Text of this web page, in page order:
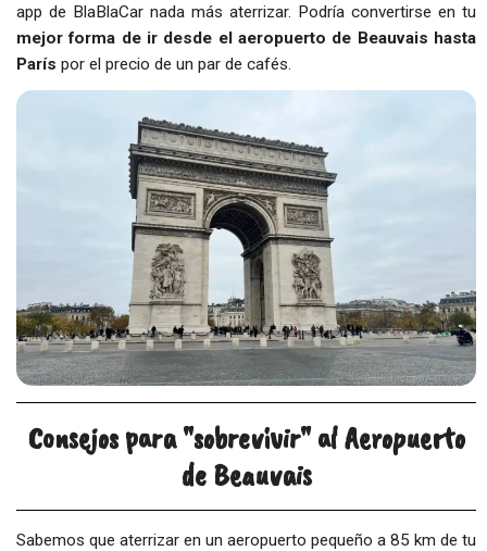
app de BlaBlaCar nada más aterrizar. Podría convertirse en tu
mejor forma de ir desde el aeropuerto de Beauvais hasta
París por el precio de un par de cafés.
Consejos para "sobrevivir" al Aeropuerto
de Beauvais
Sabemos que aterrizar en un aeropuerto pequeño a 85 km de tu